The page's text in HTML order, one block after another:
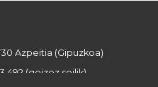
Azpeitia (Gipuzkoa)
492 (goizez soilik)